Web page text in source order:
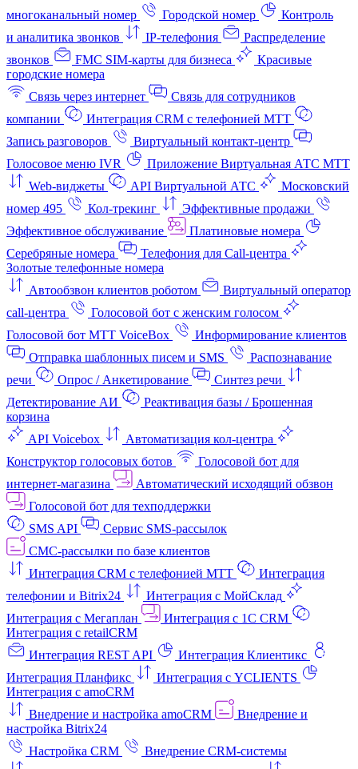
многоканальный номер
Городской номер
Контроль
и аналитика звонков
IP-телефония
Распределение
звонков
FMC SIM-карты для бизнеса
Красивые
городские номера
Связь через интернет
Связь для сотрудников
компании
Интеграция CRM с телефонией МТТ
Запись разговоров
Виртуальный контакт‑центр
Голосовое меню IVR
Приложение Виртуальная АТС МТТ
Web-виджеты
API Виртуальной АТС
Московский
номер 495
Кол-трекинг
Эффективные продажи
Эффективное обслуживание
Платиновые номера
Серебряные номера
Телефония для Call-центра
Золотые телефонные номера
Автообзвон клиентов роботом
Виртуальный оператор
call-центра
Голосовой бот с женским голосом
Голосовой бот МТТ VoiceBox
Информирование клиентов
Отправка шаблонных писем и SMS
Распознавание
речи
Опрос / Анкетирование
Синтез речи
Детектирование АИ
Реактивация базы / Брошенная
корзина
API Voicebox
Автоматизация кол‑центра
Конструктор голосовых ботов
Голосовой бот для
интернет‑магазина
Автоматический исходящий обзвон
Голосовой бот для техподдержки
SMS API
Сервис SMS-рассылок
СМС-рассылки по базе клиентов
Интеграция CRM с телефонией МТТ
Интеграция
телефонии и Bitrix24
Интеграция с МойСклад
Интеграция с Мегаплан
Интеграция с 1C CRM
Интеграция с retailCRM
Интеграция REST API
Интеграция Клиентикс
Интеграция Планфикс
Интеграция с YCLIENTS
Интеграция с amoCRM
Внедрение и настройка amoCRM
Внедрение и
настройка Bitrix24
Настройка CRM
Внедрение CRM-системы